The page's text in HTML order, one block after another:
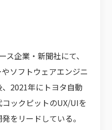
ス企業・新聞社にて、
ソフトウェアエンジニ
2021年にトヨタ自動
ックピットのUX/UIを
をリードしている。